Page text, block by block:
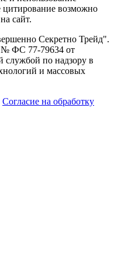
цитирование возможно
сайт.
Секретно Трейд".
№ ФС 77-79634 от
службой по надзору в
и массовых
Согласие на обработку